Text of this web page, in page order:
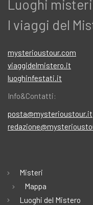
Luoghi
I viaggi del
mysterioustour.com
viaggidelmistero.it
luoghinfestati.it
Info&Contatti:
posta@mysterioustour.it
Misteri
Mappa
Luoghi del Mistero